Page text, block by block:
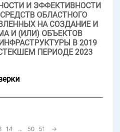
И ЭФФЕКТИВНОСТИ
ОБЛАСТНОГО
НА СОЗДАНИЕ И
И (ИЛИ) ОБЪЕКТОВ
В 2019
ПЕРИОДЕ 2023
14 ... 50 51 →